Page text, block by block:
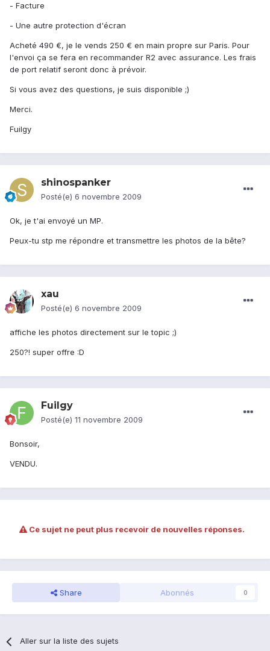
- Facture
- Une autre protection d'écran
Acheté 490 €, je le vends 250 € en main propre sur Paris. Pour
l'envoi ça se fera en recommander R2 avec assurance. Les frais
de port relatif seront donc à prévoir.
Si vous avez des questions, je suis disponible ;)
Merci.
Fuilgy
shinospanker
Posté(e) 6 novembre 2009
Ok, je t'ai envoyé un MP.
Peux-tu stp me répondre et transmettre les photos de la bête?
xau
Posté(e) 6 novembre 2009
affiche les photos directement sur le topic ;)
250?! super offre :D
Fuilgy
Posté(e) 11 novembre 2009
Bonsoir,
VENDU.
Ce sujet ne peut plus recevoir de nouvelles réponses.
Share Abonnés 0
Aller sur la liste des sujets